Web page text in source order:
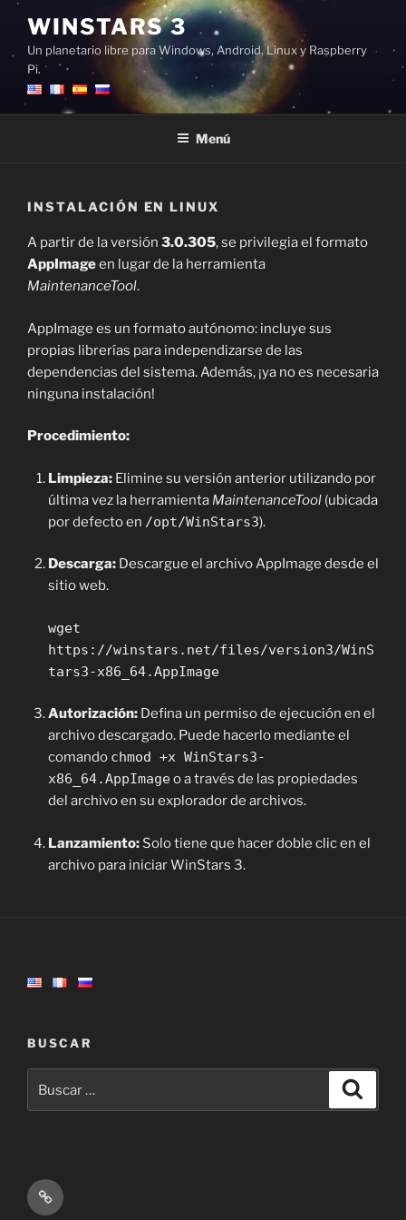
Saltar
contenido
WINSTARS 3
Un planetario libre para Windows, Android, Linux y Raspberry
Pi.
Menú
INSTALACIÓN EN LINUX
A partir de la versión 3.0.305, se privilegia el formato
AppImageen lugar de la herramienta
MaintenanceTool.
AppImage es un formato autónomo: incluye sus
propias librerías para independizarse de las
dependencias del sistema. Además, ¡ya no es necesaria
ninguna instalación!
Procedimiento:
Limpieza:Elimine su versión anterior utilizando por
última vez la herramienta MaintenanceTool(ubicada
por defecto en /opt/WinStars3).
Descarga:Descargue el archivo AppImage desde el
sitio web.
wget
https://winstars.net/files/version3/WinS
tars3-x86_64.AppImage
Autorización:Defina un permiso de ejecución en el
archivo descargado. Puede hacerlo mediante el
comando chmod +x WinStars3-
x86_64.AppImageo a través de las propiedades
del archivo en su explorador de archivos.
Lanzamiento:Solo tiene que hacer doble clic en el
archivo para iniciar WinStars 3.
BUSCAR
por:
Mastodon